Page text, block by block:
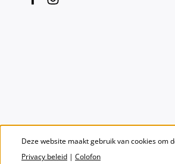
Deze website maakt gebruik van cookies om
Privacy beleid | Colofon